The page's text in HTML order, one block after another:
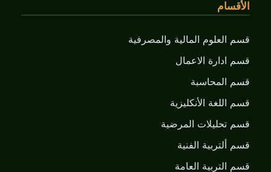
الأقسام
قسم العلوم المالية والمصرفية
قسم ادارة الاعمال
قسم المحاسبة
قسم اللغة الأنكليزية
قسم تحليلات المرضية
قسم ألتربية الفنية
قسم التربية العامة